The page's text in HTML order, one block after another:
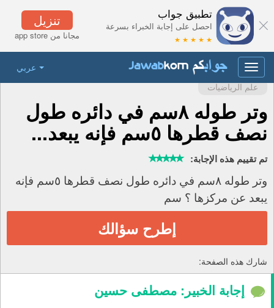
تنزيل
مجانا من app store
تطبيق جواب
احصل على إجابة الخبراء بسرعة
★ ★ ★ ★ ★
عربي
Toggle
navigation
علم الرياضيات
وتر طوله ٨سم في دائره طول
نصف قطرها ٥سم فإنه يبعد...
تم تقييم هذه الإجابة:
وتر طوله ٨سم في دائره طول نصف قطرها ٥سم فإنه
يبعد عن مركزها ؟ سم
إطرح سؤالك
شارك هذه الصفحة:
إجابة الخبير: مصطفى حسين